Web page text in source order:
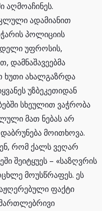
აღმოაჩინეს.
ადამიანით
პოლიციის
უფროსის,
დამნაშავეებმა
ხუთი ახალგაზრდა
უზბეკეთიდან
სხეულით ვაჭრობა
მათ ნებას არ
მოითხოვა.
რომ ქალს ვეღარ
შეიტყუეს – «საზღვრის
მოუსწრაფეს. ეს
ფაქტი